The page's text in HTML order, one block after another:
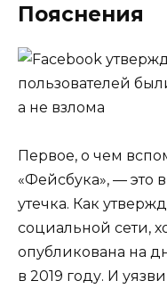
Пояснения
Первое, о чем
«Фейсбука», — это
утечка. Как
социальной сети,
опубликована на
в 2019 году. И